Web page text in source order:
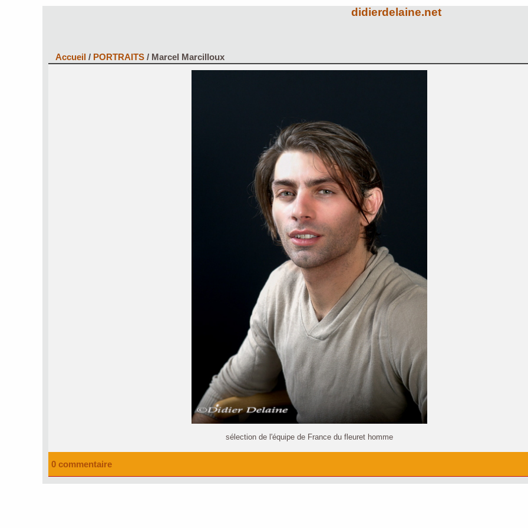
didierdelaine.net
Accueil / PORTRAITS / Marcel Marcilloux
sélection de l'équipe de France du fleuret homme
0 commentaire